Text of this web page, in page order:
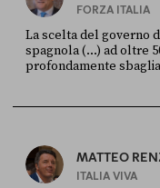
FORZA ITALIA
La scelta del governo
spagnola (...) ad oltre
profondamente
MATTEO
ITALIA VIVA